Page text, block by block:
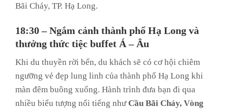
Bãi Cháy, TP. Hạ Long.
18:30 – Ngắm cảnh thành phố Hạ Long và
thưởng thức tiệc buffet Á – Âu
Khi du thuyền rời bến, du khách sẽ có cơ hội chiêm
ngưỡng vẻ đẹp lung linh của thành phố Hạ Long khi
màn đêm buông xuống. Hành trình đưa bạn đi qua
nhiều biểu tượng nổi tiếng nhưCầu Bãi Cháy, Vòng